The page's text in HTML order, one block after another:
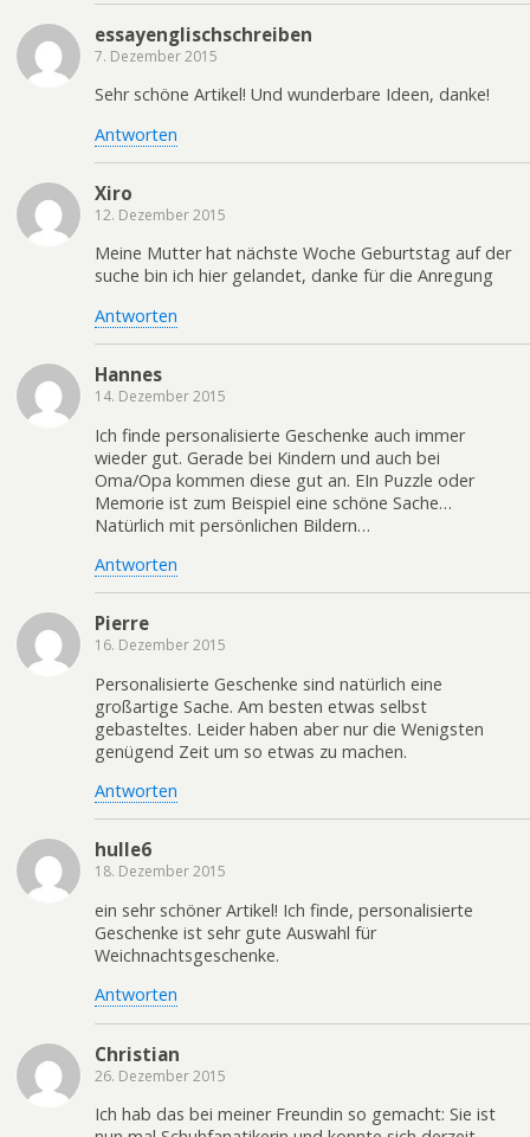
essayenglischschreiben
7. Dezember 2015
Sehr schöne Artikel! Und wunderbare Ideen, danke!
Antworten
Xiro
12. Dezember 2015
Meine Mutter hat nächste Woche Geburtstag auf der
suche bin ich hier gelandet, danke für die Anregung
Antworten
Hannes
14. Dezember 2015
Ich finde personalisierte Geschenke auch immer
wieder gut. Gerade bei Kindern und auch bei
Oma/Opa kommen diese gut an. EIn Puzzle oder
Memorie ist zum Beispiel eine schöne Sache…
Natürlich mit persönlichen Bildern…
Antworten
Pierre
16. Dezember 2015
Personalisierte Geschenke sind natürlich eine
großartige Sache. Am besten etwas selbst
gebasteltes. Leider haben aber nur die Wenigsten
genügend Zeit um so etwas zu machen.
Antworten
hulle6
18. Dezember 2015
ein sehr schöner Artikel! Ich finde, personalisierte
Geschenke ist sehr gute Auswahl für
Weichnachtsgeschenke.
Antworten
Christian
26. Dezember 2015
Ich hab das bei meiner Freundin so gemacht: Sie ist